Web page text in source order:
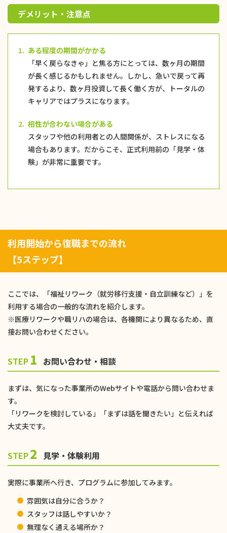
デメリット・注意点
1. ある程度の期間がかかる
「早く戻らなきゃ」と焦る方にとっては、数ヶ月の期間
が長く感じるかもしれません。しかし、急いで戻って再
発するより、数ヶ月投資して長く働く方が、トータルの
キャリアではプラスになります。
2. 相性が合わない場合がある
スタッフや他の利用者との人間関係が、ストレスになる
場合もあります。だからこそ、正式利用前の「見学・体
験」が非常に重要です。
利用開始から復職までの流れ
【5ステップ】
ここでは、「福祉リワーク（就労移行支援・自立訓練など）」を
利用する場合の一般的な流れを紹介します。
※医療リワークや職リハの場合は、各機関により異なるため、直
接お問い合わせください。
STEP 1 お問い合わせ・相談
まずは、気になった事業所のWebサイトや電話から問い合わせま
す。
「リワークを検討している」「まずは話を聞きたい」と伝えれば
大丈夫です。
STEP2 見学・体験利用
実際に事業所へ行き、プログラムに参加してみます。
雰囲気は自分に合うか？
スタッフは話しやすいか？
無理なく通える場所か？